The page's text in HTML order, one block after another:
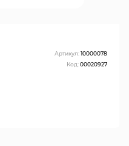
Артикул:10000078
Код:00020927